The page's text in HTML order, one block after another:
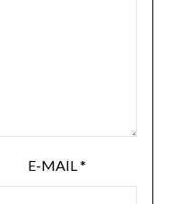
E-MAIL *